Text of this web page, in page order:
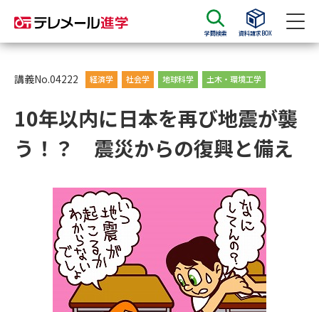
学問検索 資料請求BOX
資料請求 資料検索
大学・短大の資料種類から請求
総合型選抜・学校推薦型選抜 募
集要項＆願書
大学入学共通テスト利用選抜の
募集要項＆願書
過去問題集
大学・短大以外の資料から請求
講義No.04222 経済学 社会学 地球科学 土木・環境工学
10年以内に日本を再び地震が襲
う！？ 震災からの復興と備え